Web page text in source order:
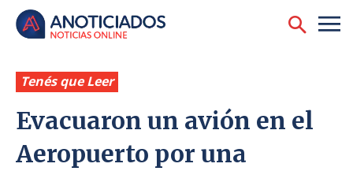
Tenés que Leer
Evacuaron un avión en el
Aeropuerto por una